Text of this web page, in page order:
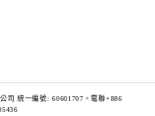
司 統一編號: 60601707。電聯+886